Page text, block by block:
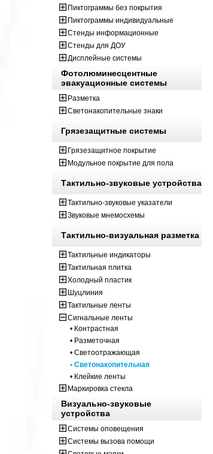
Пиктограммы без покрытия
Пиктограммы индивидуальные
Стенды информационные
Стенды для ДОУ
Дисплейные системы
Фотолюминесцентные
эвакуационные системы
Разметка
Светонакопительные знаки
Грязезащитные системы
Грязезащитное покрытие
Модульное покрытие для пола
Тактильно-звуковые устройства
Тактильно-звуковые указатели
Звуковые мнемосхемы
Тактильно-визуальная разметка
Тактильные индикаторы
Тактильная плитка
Холодный пластик
Шуцлиния
Тактильные ленты
Сигнальные ленты
• Контрастная
• Разметочная
• Светоотражающая
• Светонакопительная
• Клейкие ленты
Маркировка стекла
Визуально-звуковые
устройства
Системы оповещения
Системы вызова помощи